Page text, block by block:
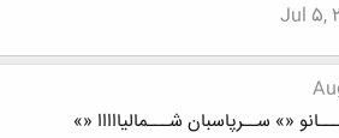
Jul 5,
«» ســرپاسبان شـــمالیااااا «»